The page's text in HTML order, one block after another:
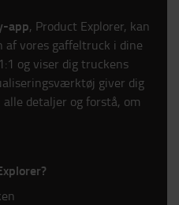
app, Product Explorer, kan
af vores gaffeltruck i dine
og viser dig truckens
giver dig
detaljer og forstå, om